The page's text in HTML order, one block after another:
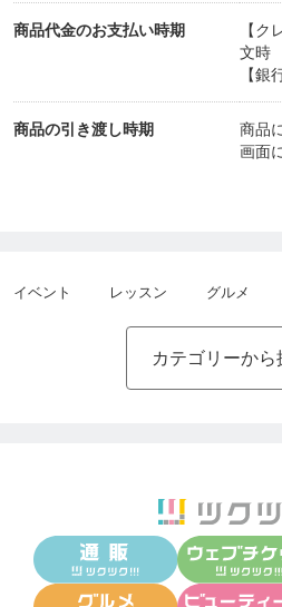
商品代金のお支払い時期
【ク
文時
【銀
商品の引き渡し時期
商品
画面
イベント レッスン グルメ
カテゴリーから